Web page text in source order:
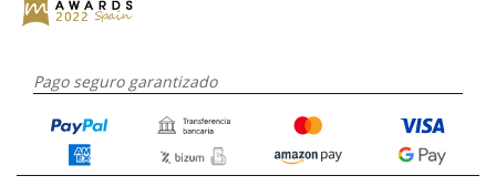
Pago seguro garantizado